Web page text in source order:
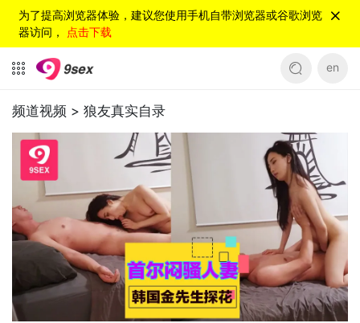
为了提高浏览器体验，建议您使用手机自带浏览器或谷歌浏览
器访问， 点击下载
en
频道视频 > 狼友真实自录